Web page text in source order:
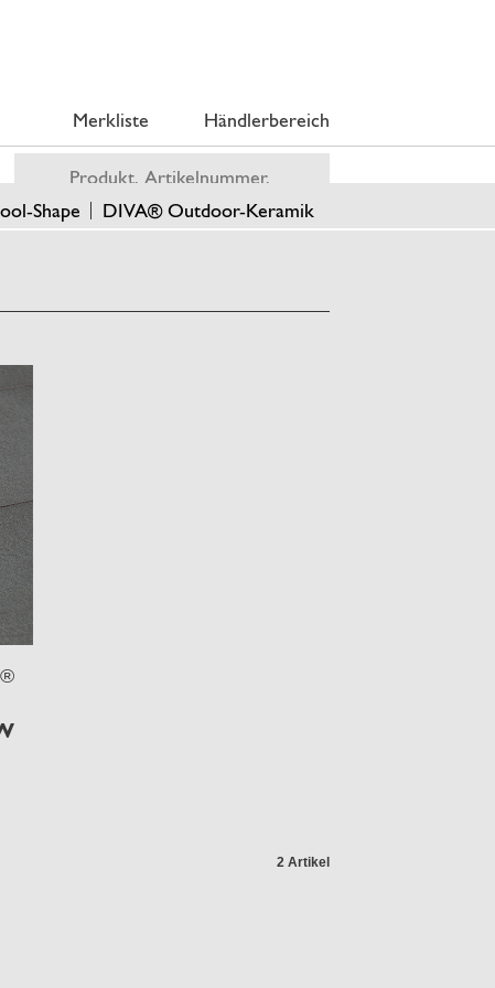
Merkliste Händlerbereich
Shape DIVA® Outdoor-Keramik
2 Artikel